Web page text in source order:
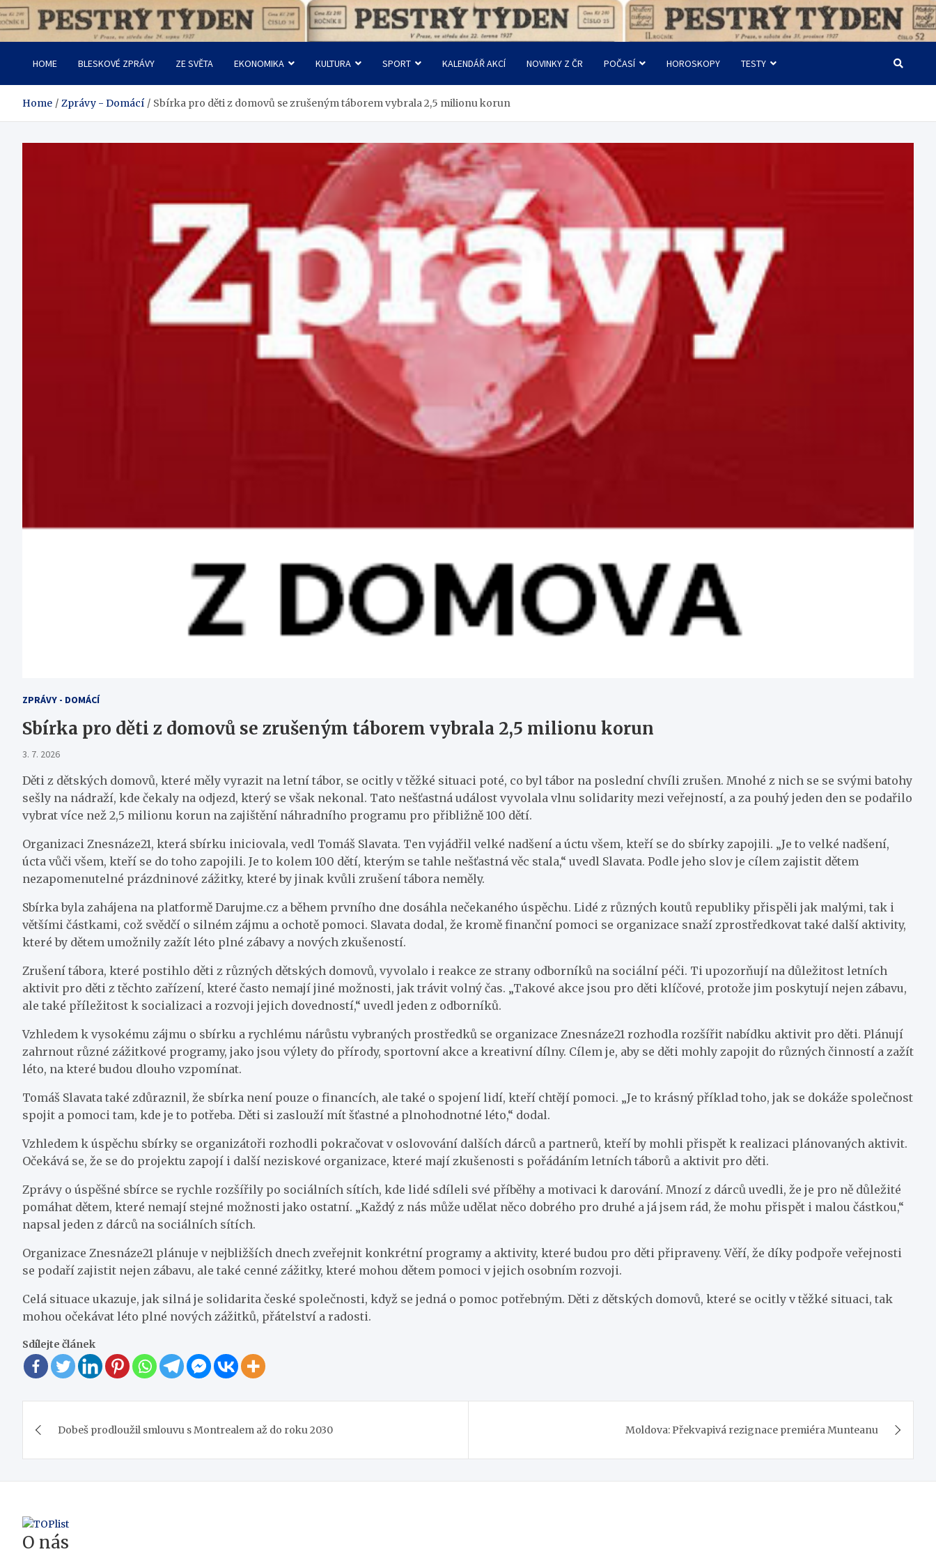
Skip
to
Pestrý Týden
HOME BLESKOVÉ ZPRÁVY ZE SVĚTA EKONOMIKA KULTURA SPORT KALENDÁŘ AKCÍ NOVINKY Z ČR POČASÍ HOROSKOPY TESTY
Home Zprávy - Domácí Sbírka pro děti z domovů se zrušeným táborem vybrala 2,5 milionu korun
ZPRÁVY - DOMÁCÍ
Sbírka pro děti z domovů se zrušeným táborem vybrala 2,5 milionu korun
3. 7. 2026
Děti z dětských domovů, které měly vyrazit na letní tábor, se ocitly v těžké situaci poté, co byl tábor na poslední chvíli zrušen. Mnohé z nich se se svými batohy
sešly na nádraží, kde čekaly na odjezd, který se však nekonal. Tato nešťastná událost vyvolala vlnu solidarity mezi veřejností, a za pouhý jeden den se podařilo
vybrat více než 2,5 milionu korun na zajištění náhradního programu pro přibližně 100 dětí.
Organizaci Znesnáze21, která sbírku iniciovala, vedl Tomáš Slavata. Ten vyjádřil velké nadšení a úctu všem, kteří se do sbírky zapojili. „Je to velké nadšení,
úcta vůči všem, kteří se do toho zapojili. Je to kolem 100 dětí, kterým se tahle nešťastná věc stala,“ uvedl Slavata. Podle jeho slov je cílem zajistit dětem
nezapomenutelné prázdninové zážitky, které by jinak kvůli zrušení tábora neměly.
Sbírka byla zahájena na platformě Darujme.cz a během prvního dne dosáhla nečekaného úspěchu. Lidé z různých koutů republiky přispěli jak malými, tak i
většími částkami, což svědčí o silném zájmu a ochotě pomoci. Slavata dodal, že kromě finanční pomoci se organizace snaží zprostředkovat také další aktivity,
které by dětem umožnily zažít léto plné zábavy a nových zkušeností.
Zrušení tábora, které postihlo děti z různých dětských domovů, vyvolalo i reakce ze strany odborníků na sociální péči. Ti upozorňují na důležitost letních
aktivit pro děti z těchto zařízení, které často nemají jiné možnosti, jak trávit volný čas. „Takové akce jsou pro děti klíčové, protože jim poskytují nejen zábavu,
ale také příležitost k socializaci a rozvoji jejich dovedností,“ uvedl jeden z odborníků.
Vzhledem k vysokému zájmu o sbírku a rychlému nárůstu vybraných prostředků se organizace Znesnáze21 rozhodla rozšířit nabídku aktivit pro děti. Plánují
zahrnout různé zážitkové programy, jako jsou výlety do přírody, sportovní akce a kreativní dílny. Cílem je, aby se děti mohly zapojit do různých činností a zažít
léto, na které budou dlouho vzpomínat.
Tomáš Slavata také zdůraznil, že sbírka není pouze o financích, ale také o spojení lidí, kteří chtějí pomoci. „Je to krásný příklad toho, jak se dokáže společnost
spojit a pomoci tam, kde je to potřeba. Děti si zaslouží mít šťastné a plnohodnotné léto,“ dodal.
Vzhledem k úspěchu sbírky se organizátoři rozhodli pokračovat v oslovování dalších dárců a partnerů, kteří by mohli přispět k realizaci plánovaných aktivit.
Očekává se, že se do projektu zapojí i další neziskové organizace, které mají zkušenosti s pořádáním letních táborů a aktivit pro děti.
Zprávy o úspěšné sbírce se rychle rozšířily po sociálních sítích, kde lidé sdíleli své příběhy a motivaci k darování. Mnozí z dárců uvedli, že je pro ně důležité
pomáhat dětem, které nemají stejné možnosti jako ostatní. „Každý z nás může udělat něco dobrého pro druhé a já jsem rád, že mohu přispět i malou částkou,“
napsal jeden z dárců na sociálních sítích.
Organizace Znesnáze21 plánuje v nejbližších dnech zveřejnit konkrétní programy a aktivity, které budou pro děti připraveny. Věří, že díky podpoře veřejnosti
se podaří zajistit nejen zábavu, ale také cenné zážitky, které mohou dětem pomoci v jejich osobním rozvoji.
Celá situace ukazuje, jak silná je solidarita české společnosti, když se jedná o pomoc potřebným. Děti z dětských domovů, které se ocitly v těžké situaci, tak
mohou očekávat léto plné nových zážitků, přátelství a radosti.
Sdílejte článek
pro
Dobeš prodloužil smlouvu s Montrealem až do roku 2030 Moldova: Překvapivá rezignace premiéra Munteanu
O nás